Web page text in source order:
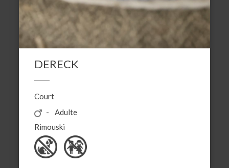
DERECK
Court
Adulte
Rimouski